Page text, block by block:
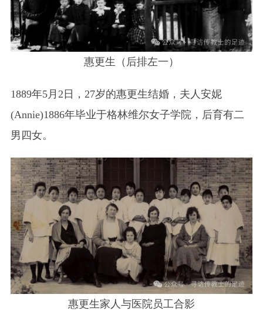
惠更生（后排左一）
1889年5月2日，27岁的惠更生结婚，夫人安妮
(Annie)1886年毕业于格林维尔女子学院，后育有二
男四女。
惠更生家人与医院员工合影